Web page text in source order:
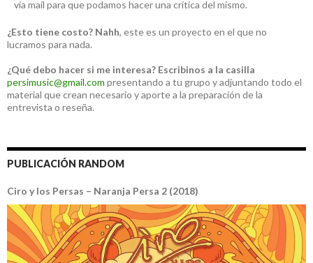
vía mail para que podamos hacer una crítica del mismo.
¿Esto tiene costo? Nahh, este es un proyecto en el que no
lucramos para nada.
¿Qué debo hacer si me interesa? Escribinos a la casilla
persimusic@gmail.com presentando a tu grupo y adjuntando todo el
material que crean necesario y aporte a la preparación de la
entrevista o reseña.
PUBLICACIÓN RANDOM
Ciro y los Persas – Naranja Persa 2 (2018)